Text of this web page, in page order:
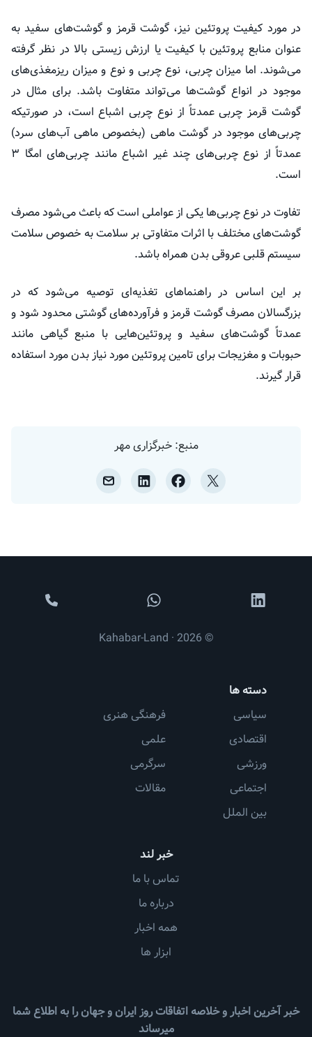
در مورد کیفیت پروتئین نیز، گوشت قرمز و گوشت‌های سفید به
عنوان منابع پروتئین با کیفیت یا ارزش زیستی بالا در نظر گرفته
می‌شوند. اما میزان چربی، نوع چربی و نوع و میزان ریزمغذی‌های
موجود در انواع گوشت‌ها می‌تواند متفاوت باشد. برای مثال در
گوشت قرمز چربی عمدتاً از نوع چربی اشباع است، در صورتیکه
چربی‌های موجود در گوشت ماهی (بخصوص ماهی آب‌های سرد)
عمدتاً از نوع چربی‌های چند غیر اشباع مانند چربی‌های امگا ۳
است.
تفاوت در نوع چربی‌ها یکی از عواملی است که باعث می‌شود مصرف
گوشت‌های مختلف با اثرات متفاوتی بر سلامت به خصوص سلامت
سیستم قلبی عروقی بدن همراه باشد.
بر این اساس در راهنماهای تغذیه‌ای توصیه می‌شود که در
بزرگسالان مصرف گوشت قرمز و فرآورده‌های گوشتی محدود شود و
عمدتاً گوشت‌های سفید و پروتئین‌هایی با منبع گیاهی مانند
حبوبات و مغزیجات برای تامین پروتئین مورد نیاز بدن مورد استفاده
قرار گیرند.
منبع: خبرگزاری مهر
خبر آخرین اخبار و خلاصه اتفاقات روز ایران و جهان را به اطلاع شما
میرساند
خبر لند
تماس با ما
درباره ما
همه اخبار
ابزار ها
دسته ها
سیاسی
اقتصادی
ورزشی
اجتماعی
بین الملل
فرهنگی هنری
علمی
سرگرمی
مقالات
© 2026 · Kahabar-Land